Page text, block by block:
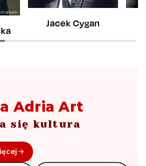
Jacek Cygan
Adria Art
się kultura